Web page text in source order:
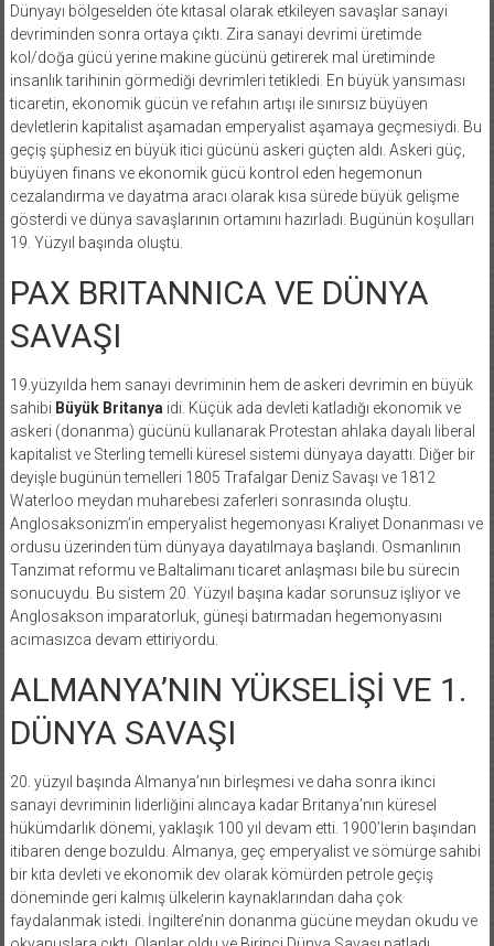
Dünyayı bölgeselden öte kıtasal olarak etkileyen savaşlar sanayi
devriminden sonra ortaya çıktı. Zira sanayi devrimi üretimde
kol/doğa gücü yerine makine gücünü getirerek mal üretiminde
insanlık tarihinin görmediği devrimleri tetikledi. En büyük yansıması
ticaretin, ekonomik gücün ve refahın artışı ile sınırsız büyüyen
devletlerin kapitalist aşamadan emperyalist aşamaya geçmesiydi. Bu
geçiş şüphesiz en büyük itici gücünü askeri güçten aldı. Askeri güç,
büyüyen finans ve ekonomik gücü kontrol eden hegemonun
cezalandırma ve dayatma aracı olarak kısa sürede büyük gelişme
gösterdi ve dünya savaşlarının ortamını hazırladı. Bugünün koşulları
19. Yüzyıl başında oluştu.
PAX BRITANNICA VE DÜNYA
SAVAŞI
19.yüzyılda hem sanayi devriminin hem de askeri devrimin en büyük
sahibi Büyük Britanya idi. Küçük ada devleti katladığı ekonomik ve
askeri (donanma) gücünü kullanarak Protestan ahlaka dayalı liberal
kapitalist ve Sterling temelli küresel sistemi dünyaya dayattı. Diğer bir
deyişle bugünün temelleri 1805 Trafalgar Deniz Savaşı ve 1812
Waterloo meydan muharebesi zaferleri sonrasında oluştu.
Anglosaksonizm’in emperyalist hegemonyası Kraliyet Donanması ve
ordusu üzerinden tüm dünyaya dayatılmaya başlandı. Osmanlının
Tanzimat reformu ve Baltalimanı ticaret anlaşması bile bu sürecin
sonucuydu. Bu sistem 20. Yüzyıl başına kadar sorunsuz işliyor ve
Anglosakson imparatorluk, güneşi batırmadan hegemonyasını
acımasızca devam ettiriyordu.
ALMANYA’NIN YÜKSELİŞİ VE 1.
DÜNYA SAVAŞI
20. yüzyıl başında Almanya’nın birleşmesi ve daha sonra ikinci
sanayi devriminin liderliğini alıncaya kadar Britanya’nın küresel
hükümdarlık dönemi, yaklaşık 100 yıl devam etti. 1900’lerin başından
itibaren denge bozuldu. Almanya, geç emperyalist ve sömürge sahibi
bir kıta devleti ve ekonomik dev olarak kömürden petrole geçiş
döneminde geri kalmış ülkelerin kaynaklarından daha çok
faydalanmak istedi. İngiltere’nin donanma gücüne meydan okudu ve